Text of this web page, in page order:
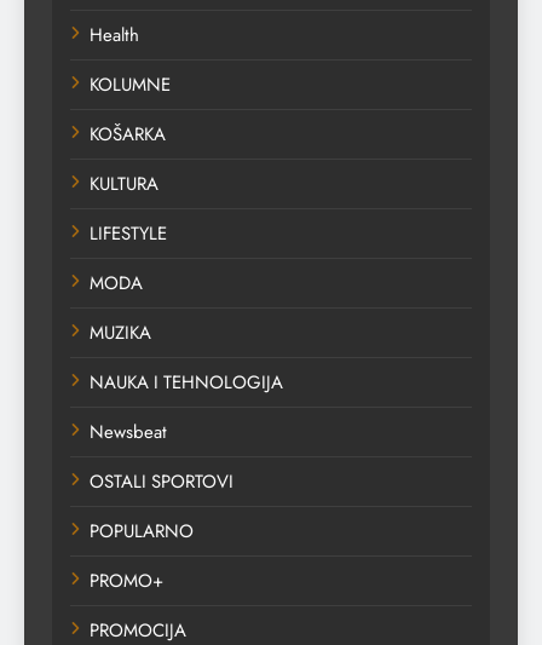
Health
KOLUMNE
KOŠARKA
KULTURA
LIFESTYLE
MODA
MUZIKA
NAUKA I TEHNOLOGIJA
Newsbeat
OSTALI SPORTOVI
POPULARNO
PROMO+
PROMOCIJA